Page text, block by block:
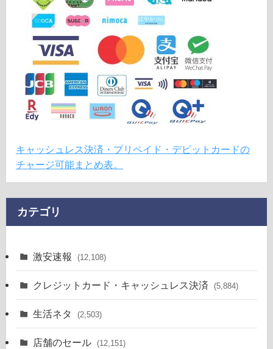
キャッシュレス決済・プリペイド・デビットカードの
チャージ可能まとめ表。
カテゴリ
激安速報 (12,108)
クレジットカード・キャッシュレス決済 (5,884)
生活ネタ (2,503)
店舗のセール (12,151)